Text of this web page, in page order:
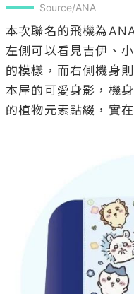
Source/ANA
本次聯名的飛機為
左側可以看見吉伊、
的模樣，而右側機身
本屋的可愛身影，機
的植物元素點綴，實